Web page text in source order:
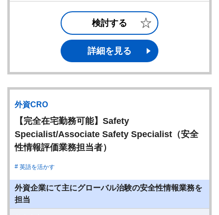
検討する
詳細を見る
外資CRO
【完全在宅勤務可能】Safety
Specialist/Associate Safety Specialist（安全
性情報評価業務担当者）
英語を活かす
外資企業にて主にグローバル治験の安全性情報業務を
担当